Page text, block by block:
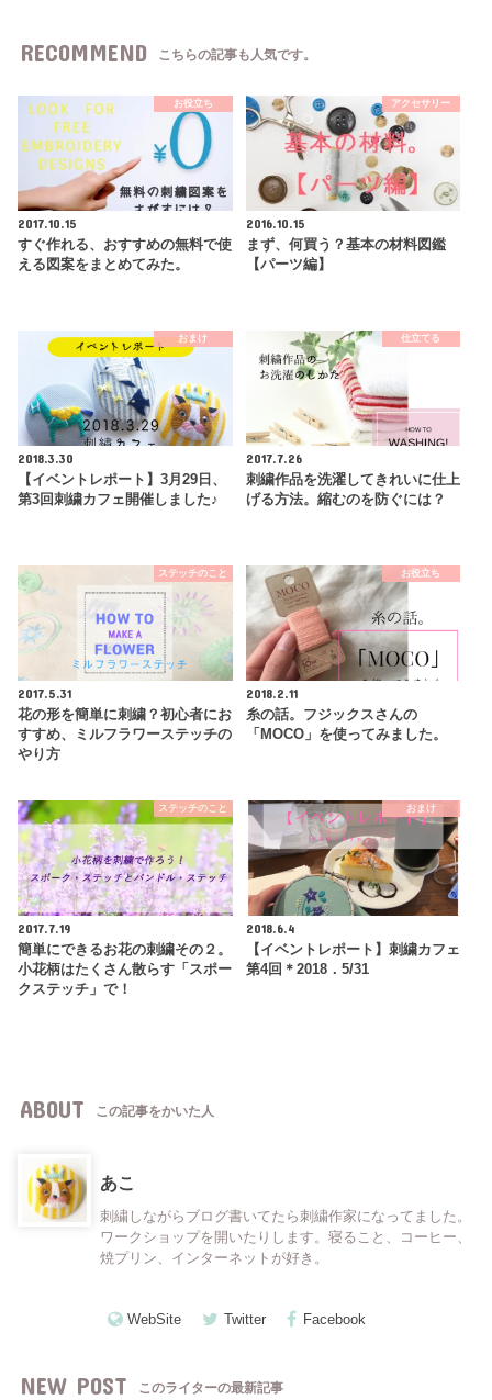
RECOMMEND こちらの記事も人気です。
お役立ち
2017.10.15
すぐ作れる、おすすめの無料で使
える図案をまとめてみた。
アクセサリー
2016.10.15
まず、何買う？基本の材料図鑑
【パーツ編】
おまけ
2018.3.30
【イベントレポート】3月29日、
第3回刺繍カフェ開催しました♪
仕立てる
2017.7.26
刺繍作品を洗濯してきれいに仕上
げる方法。縮むのを防ぐには？
ステッチのこと
2017.5.31
花の形を簡単に刺繍？初心者にお
すすめ、ミルフラワーステッチの
やり方
お役立ち
2018.2.11
糸の話。フジックスさんの
「MOCO」を使ってみました。
ステッチのこと
2017.7.19
簡単にできるお花の刺繍その２。
小花柄はたくさん散らす「スポー
クステッチ」で！
おまけ
2018.6.4
【イベントレポート】刺繍カフェ
第4回＊2018．5/31
ABOUT この記事をかいた人
あこ
刺繍しながらブログ書いてたら刺繍作家になってました。
ワークショップを開いたりします。寝ること、コーヒー、
焼プリン、インターネットが好き。
WebSite Twitter Facebook
NEW POST このライターの最新記事